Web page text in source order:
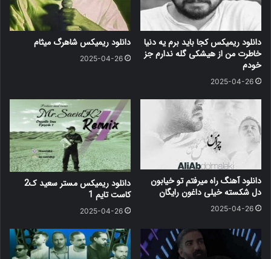
دانلود ریمیکس کجا باید برم یه دنیا
خاطرت من از هیشکی گله ندارم جز
خودم
2025-04-26
دانلود ریمیکس شاهرگ میثام
2025-04-26
دانلود آهنگ راه میرفتم تو خیابون
دل شکسته خیلی داغون رایگان
2025-04-26
دانلود ریمیکس مستر سعید ک2
کاست تایم 1
2025-04-26